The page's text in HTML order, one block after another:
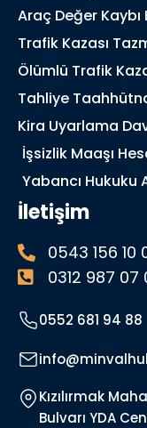
Araç Değer
Trafik Kazası
Ölümlü Trafik
Tahliye
Kira Uyarlama
İşsizlik Maaşı
Yabancı Hukuku
İletişim
0543 156 10
0312 987 07
0552 681 94 88
Kızılırmak
Bulvarı YDA